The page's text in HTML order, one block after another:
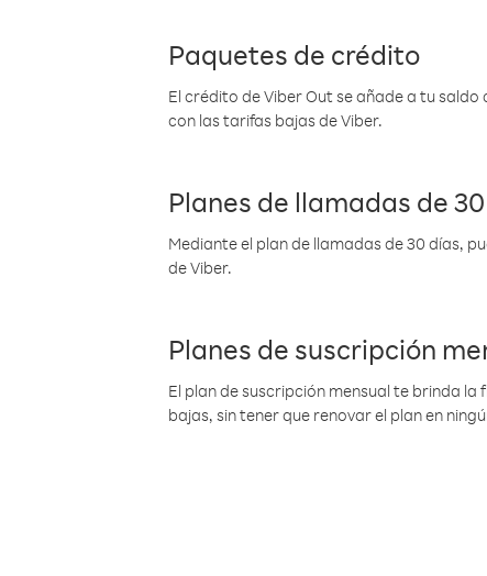
Paquetes de crédito
El crédito de Viber Out se añade a tu
con las tarifas bajas de Viber.
Planes de llamadas de
Mediante el plan de llamadas de 30 días,
de Viber.
Planes de suscripción
El plan de suscripción mensual te brinda
bajas, sin tener que renovar el plan en